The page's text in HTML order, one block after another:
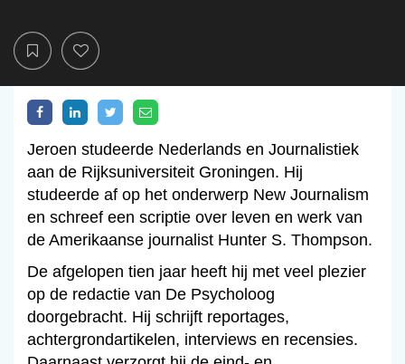
Jeroen studeerde Nederlands en Journalistiek
aan de Rijksuniversiteit Groningen. Hij
studeerde af op het onderwerp New Journalism
en schreef een scriptie over leven en werk van
de Amerikaanse journalist Hunter S. Thompson.
De afgelopen tien jaar heeft hij met veel plezier
op de redactie van De Psycholoog
doorgebracht. Hij schrijft reportages,
achtergrondartikelen, interviews en recensies.